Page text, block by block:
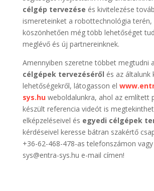
célgép tervezése és kivitelezése
ismereteinket a robottechnológia terén,
köszönhetően még több lehetőséget
meglévő és új partnereinknek.
Amennyiben szeretne többet megtudni
célgépek tervezéséről és az általunk
lehetőségekről, látogasson el
sys.huweboldalunkra, ahol az említett
készült referencia videót is
elképzeléseivel és egyedi célgépek
kérdéseivel keresse bátran szakértő
+36-62-468-478-as telefonszámon
sys@entra-sys.hu e-mail címen!